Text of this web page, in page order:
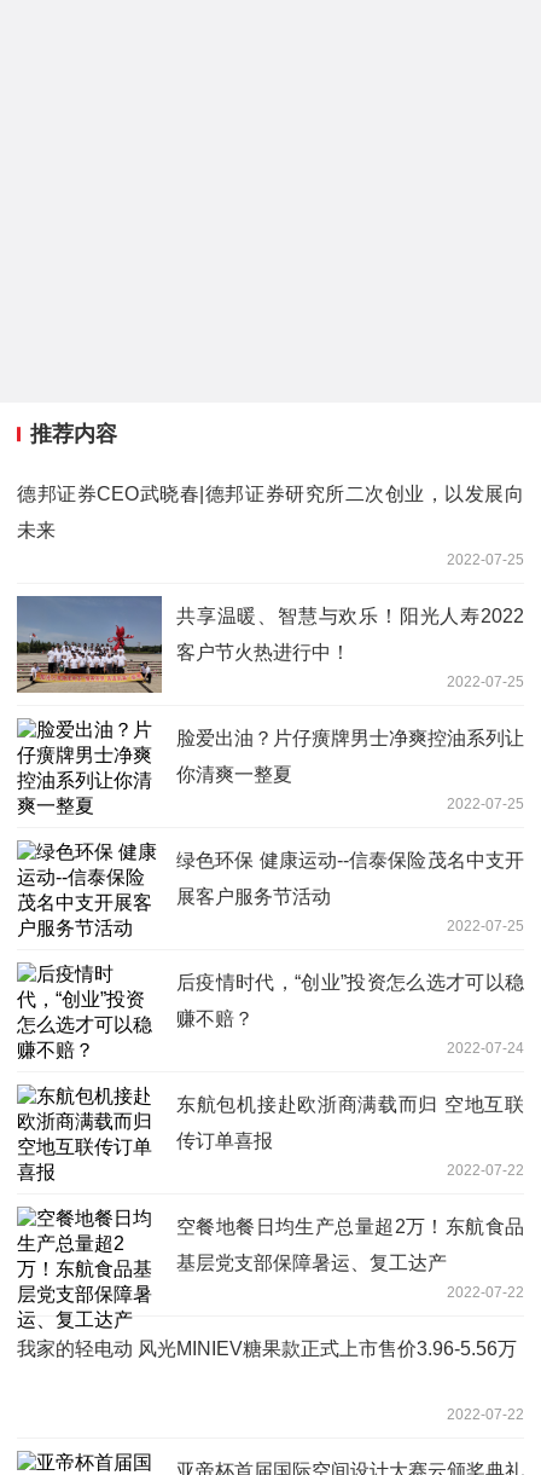
推荐内容
德邦证券CEO武晓春|德邦证券研究所二次创业，以发展向
未来
2022-07-25
共享温暖、智慧与欢乐！阳光人寿2022
客户节火热进行中！
2022-07-25
脸爱出油？片仔癀牌男士净爽控油系列让
你清爽一整夏
2022-07-25
绿色环保 健康运动--信泰保险茂名中支开
展客户服务节活动
2022-07-25
后疫情时代，“创业”投资怎么选才可以稳
赚不赔？
2022-07-24
东航包机接赴欧浙商满载而归 空地互联
传订单喜报
2022-07-22
空餐地餐日均生产总量超2万！东航食品
基层党支部保障暑运、复工达产
2022-07-22
我家的轻电动 风光MINIEV糖果款正式上市售价3.96-5.56万
2022-07-22
亚帝杯首届国际空间设计大赛云颁奖典礼